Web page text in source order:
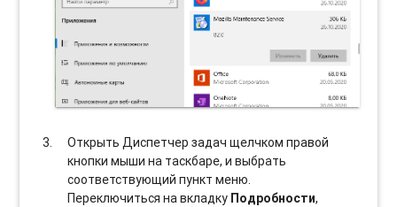
Открыть Диспетчер задач щелчком правой
кнопки мыши на таскбаре, и выбрать
соотвeтствующий пункт меню.
Переключиться на вкладку Подробности,